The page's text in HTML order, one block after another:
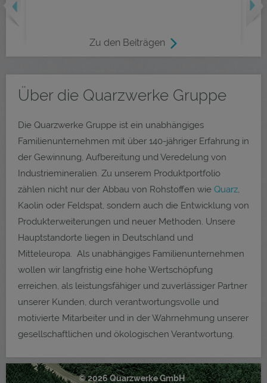
Zu den Beiträgen
Über die Quarzwerke Gruppe
Die Quarzwerke Gruppe ist ein unabhängiges
Familienunternehmen mit über 140-jähriger Erfahrung in
der Gewinnung, Aufbereitung und Veredelung von
Industriemineralien. Zu unserem Produktportfolio
zählen nicht nur der Abbau von Rohstoffen wie Quarz
Kaolin oder Feldspat, sondern auch die Entwicklung von
Produkterweiterungen und neuer Methoden. Unsere
Hauptstandorte liegen in Deutschland und
Mitteleuropa. Als unabhängiges Familienunternehmen
wollen wir langfristig eine hohe Wertschöpfung
erreichen, als leistungsfähiger und zuverlässiger Partner
unserer Kunden, durch verantwortungsvolle und
motivierte Mitarbeiter und in der Wahrnehmung unserer
gesellschaftlichen und ökologischen Verantwortung.
© 2026 Quarzwerke GmbH